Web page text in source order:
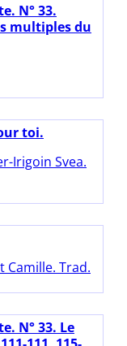
N° 33.
multiples du
toi.
Irigoin Svea.
Camille. Trad.
N° 33. Le